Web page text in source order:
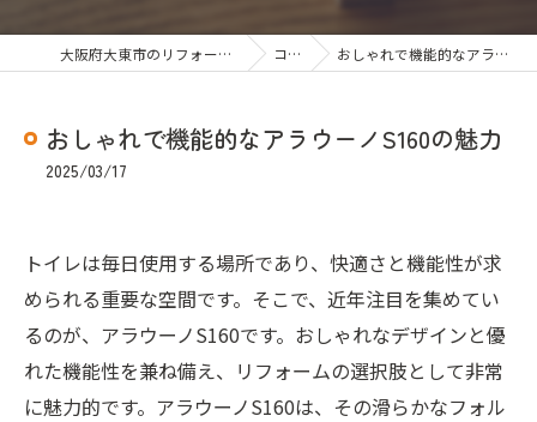
大阪府大東市のリフォームならすまいりー コラム おしゃれで機能的なアラウーノS160の魅力
おしゃれで機能的なアラウーノS160の魅力
2025/03/17
トイレは毎日使用する場所であり、快適さと機能性が求
められる重要な空間です。そこで、近年注目を集めてい
るのが、アラウーノS160です。おしゃれなデザインと優
れた機能性を兼ね備え、リフォームの選択肢として非常
に魅力的です。アラウーノS160は、その滑らかなフォル